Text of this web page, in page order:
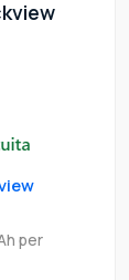
per